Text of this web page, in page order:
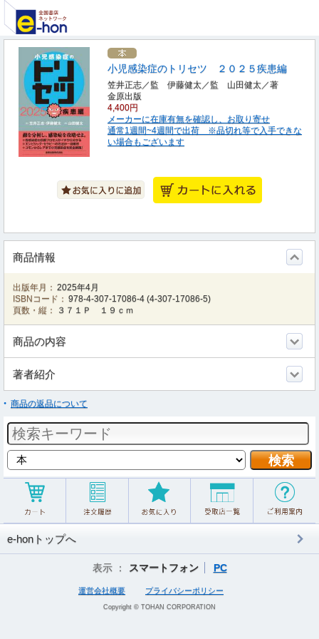
小児感染症のトリセツ ２０２５疾患編
笠井正志／監 伊藤健太／監 山田健太／著
金原出版
4,400円
メーカーに在庫有無を確認し、お取り寄せ
通常1週間~4週間で出荷 ※品切れ等で入手できな
い場合もございます
商品情報
出版年月： 2025年4月
ISBNコード： 978-4-307-17086-4 (4-307-17086-5)
頁数・縦：
３７１Ｐ １９ｃｍ
商品の内容
著者紹介
商品の返品について
e-honトップへ
表示 ： スマートフォン PC
運営会社概要 プライバシーポリシー
Copyright © TOHAN CORPORATION